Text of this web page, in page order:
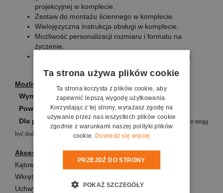
projekcyjnej w komplecie.
Zestaw do montażu ściennego w komplecie.
Wielojęzyczna instrukcja obsługi w komplecie.
Możliwość personalizacji rozmiaru i formatu na
życzenie.
Możliwość cięcia profili pionowych i poziomych na
Mozliwosci personoalizacji (System PSS):
Wymiar ramy: szerokość i wysokość
Powierzchnie projekcyjne: VisionWhitePRO, VisionGrey
Dla potrzeb transportu: profile poziome i/ lub profile pionowe mogą
być dodatkowo podzielone na dwie
części
Akcesoria standardowe:
Kątowniki
Wkręty
Uchwyty do montażu ściennego
Ta strona używa plików cookie
Ta strona korzysta z plików cookie, aby
zapewnić lepszą wygodę użytkowania.
Korzystając z tej strony, wyrażasz zgodę na
używanie przez nas wszystkich plików cookie
zgodnie z warunkami naszej polityki plików
cookie. Dowiedz się więcej
PRZEJDŹ DO STRONY
POKAŻ SZCZEGÓŁY